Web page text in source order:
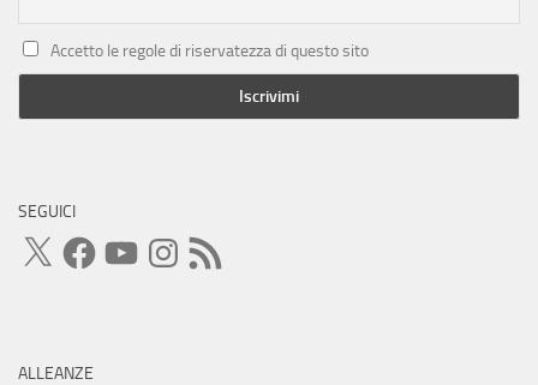
Accetto le regole di riservatezza di questo sito
SEGUICI
X FacebookYouTubeInstagram
Feed
RSS
ALLEANZE